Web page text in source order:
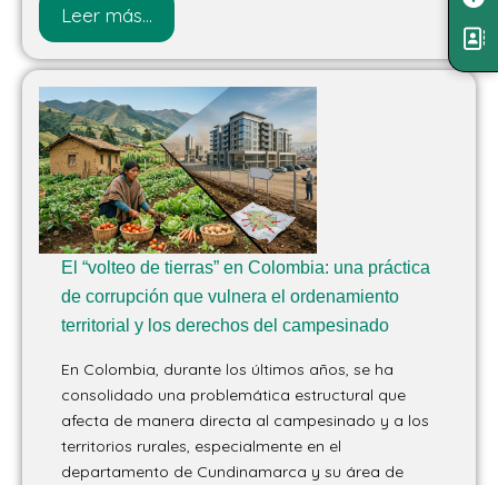
Leer más...
El “volteo de tierras” en Colombia: una práctica
de corrupción que vulnera el ordenamiento
territorial y los derechos del campesinado
En Colombia, durante los últimos años, se ha
consolidado una problemática estructural que
afecta de manera directa al campesinado y a los
territorios rurales, especialmente en el
departamento de Cundinamarca y su área de